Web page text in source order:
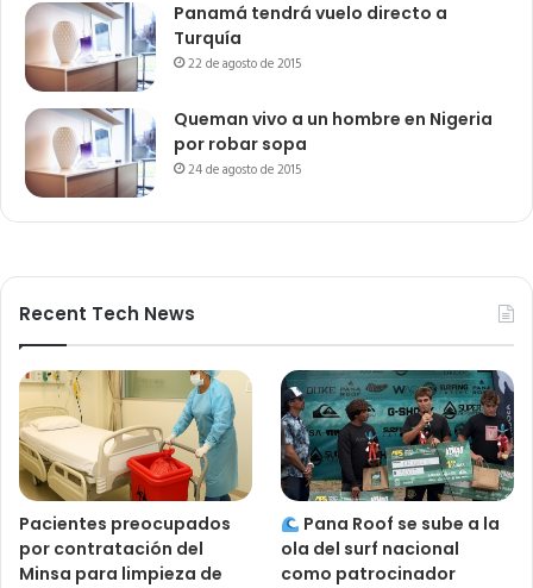
Panamá tendrá vuelo directo a
Turquía
22 de agosto de 2015
Queman vivo a un hombre en Nigeria
por robar sopa
24 de agosto de 2015
Recent Tech News
Pacientes preocupados
por contratación del
Minsa para limpieza de
Pana Roof se sube a la
ola del surf nacional
como patrocinador